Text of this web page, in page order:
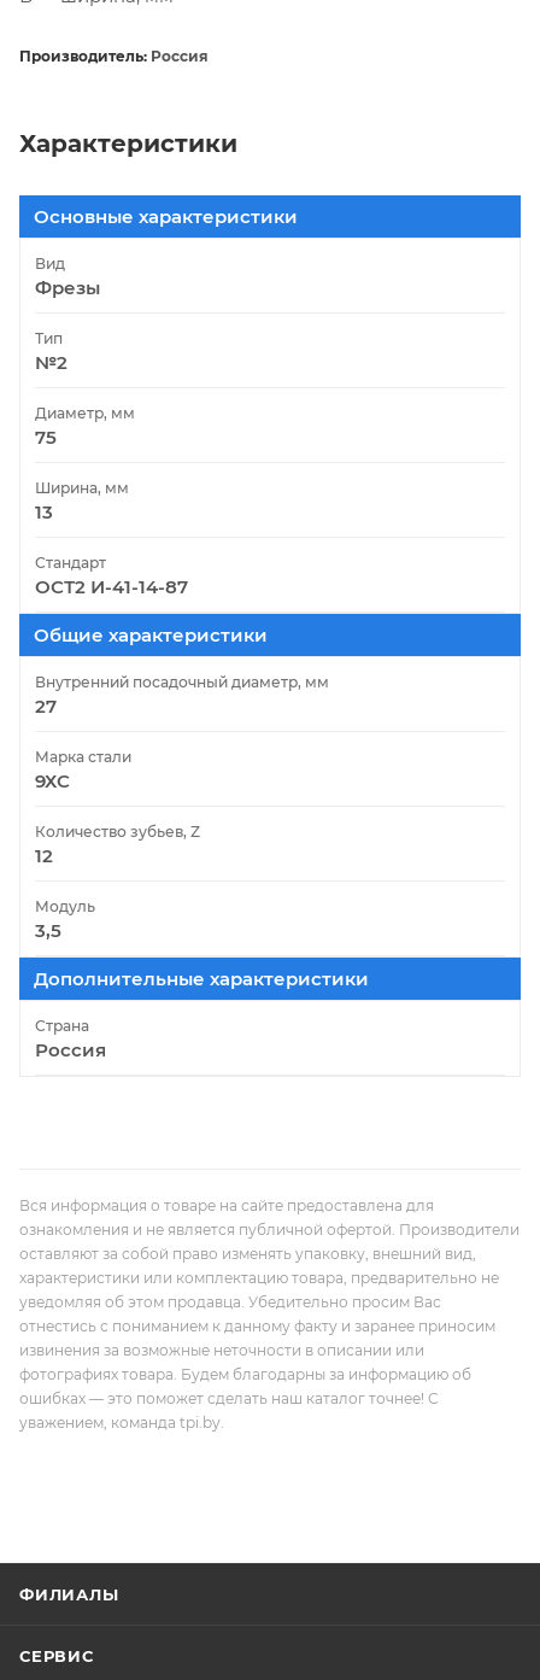
Производитель: Россия
Характеристики
Основные характеристики
Вид
Фрезы
Тип
№2
Диаметр, мм
75
Ширина, мм
13
Стандарт
ОСТ2 И-41-14-87
Общие характеристики
Внутренний посадочный диаметр, мм
27
Марка стали
9ХС
Количество зубьев, Z
12
Модуль
3,5
Дополнительные характеристики
Страна
Россия
Вся информация о товаре на сайте предоставлена для
ознакомления и не является публичной офертой. Производители
оставляют за собой право изменять упаковку, внешний вид,
характеристики или комплектацию товара, предварительно не
уведомляя об этом продавца. Убедительно просим Вас
отнестись с пониманием к данному факту и заранее приносим
извинения за возможные неточности в описании или
фотографиях товара. Будем благодарны за информацию об
ошибках — это поможет сделать наш каталог точнее! С
уважением, команда tpi.by.
ФИЛИАЛЫ
СЕРВИС